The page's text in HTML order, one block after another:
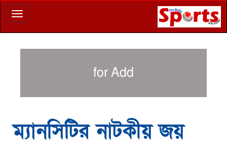
Toggle
navigation
for Add
ম্যানসিটির নাটকীয় জয়